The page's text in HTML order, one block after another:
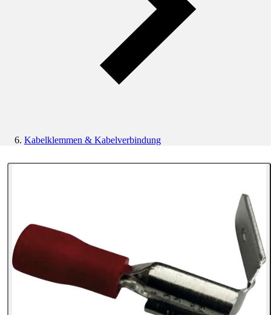
Kabelklemmen & Kabelverbindung